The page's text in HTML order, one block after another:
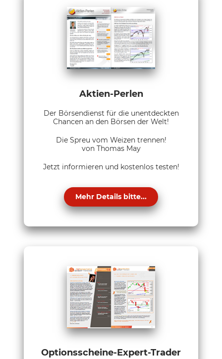
Aktien-Perlen
Der Börsendienst für die unentdeckten
Chancen an den Börsen der Welt!
Die Spreu vom Weizen trennen!
von Thomas May
Jetzt informieren und kostenlos testen!
Mehr Details bitte...
Optionsscheine-Expert-Trader